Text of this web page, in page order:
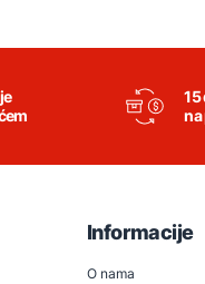
15
na
Informacije
O nama